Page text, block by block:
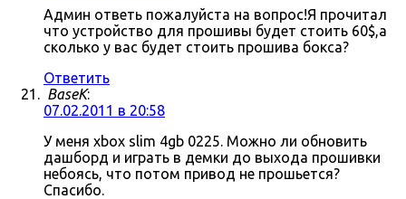
Админ ответь пожалуйста на вопрос!Я прочитал
что устройство для прошивы будет стоить 60$,а
сколько у вас будет стоить прошива бокса?
Ответить
BaseK:
07.02.2011 в 20:58
У меня xbox slim 4gb 0225. Можно ли обновить
дашборд и играть в демки до выхода прошивки
небоясь, что потом привод не прошьется?
Спасибо.